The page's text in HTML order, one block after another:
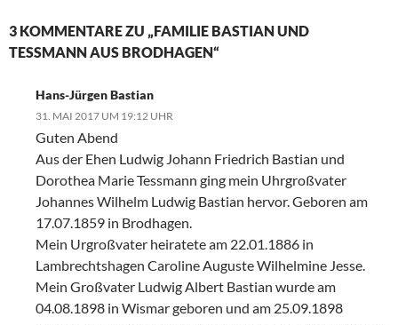
3 KOMMENTARE ZU „FAMILIE BASTIAN UND
TESSMANN AUS BRODHAGEN“
Hans-Jürgen Bastian
31. MAI 2017 UM 19:12 UHR
Guten Abend
Aus der Ehen Ludwig Johann Friedrich Bastian und
Dorothea Marie Tessmann ging mein Uhrgroßvater
Johannes Wilhelm Ludwig Bastian hervor. Geboren am
17.07.1859 in Brodhagen.
Mein Urgroßvater heiratete am 22.01.1886 in
Lambrechtshagen Caroline Auguste Wilhelmine Jesse.
Mein Großvater Ludwig Albert Bastian wurde am
04.08.1898 in Wismar geboren und am 25.09.1898